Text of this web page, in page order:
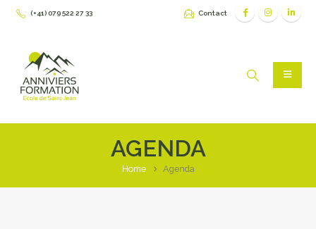
(+41) 079 522 27 33 Contact
AGENDA
Home Agenda